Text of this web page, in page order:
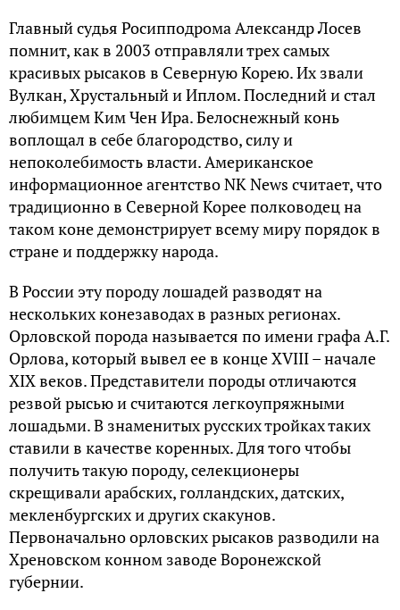
Главный судья Росипподрома Александр Лосев
помнит, как в 2003 отправляли трех самых
красивых рысаков в Северную Корею. Их звали
Вулкан, Хрустальный и Иплом. Последний и стал
любимцем Ким Чен Ира. Белоснежный конь
воплощал в себе благородство, силу и
непоколебимость власти. Американское
информационное агентство NK News считает, что
традиционно в Северной Корее полководец на
таком коне демонстрирует всему миру порядок в
стране и поддержку народа.
В России эту породу лошадей разводят на
нескольких конезаводах в разных регионах.
Орловской порода называется по имени графа А.Г.
Орлова, который вывел ее в конце XVIII – начале
XIX веков. Представители породы отличаются
резвой рысью и считаются легкоупряжными
лошадьми. В знаменитых русских тройках таких
ставили в качестве коренных. Для того чтобы
получить такую породу, селекционеры
скрещивали арабских, голландских, датских,
мекленбургских и других скакунов.
Первоначально орловских рысаков разводили на
Хреновском конном заводе Воронежской
губернии.